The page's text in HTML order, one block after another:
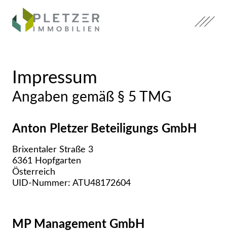
Inhalt
springen.
springen.
Zum
Footer
Impressum
Angaben gemäß § 5 TMG
Anton Pletzer Beteiligungs GmbH
Brixentaler Straße 3
6361 Hopfgarten
Österreich
UID-Nummer: ATU48172604
MP Management GmbH